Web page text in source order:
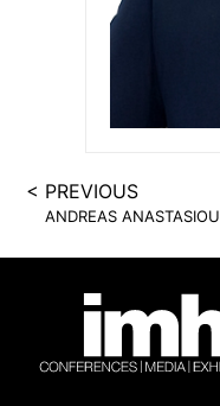
< PREVIOUS
ANDREAS ANASTASIOU